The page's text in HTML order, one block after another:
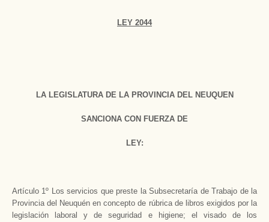
LEY 2044
LA LEGISLATURA DE LA PROVINCIA DEL NEUQUEN
SANCIONA CON FUERZA DE
LEY:
Artículo 1º Los servicios que preste la Subsecretaría de Trabajo de la
Provincia del Neuquén en concepto de rúbrica de libros exigidos por la
legislación laboral y de seguridad e higiene; el visado de los